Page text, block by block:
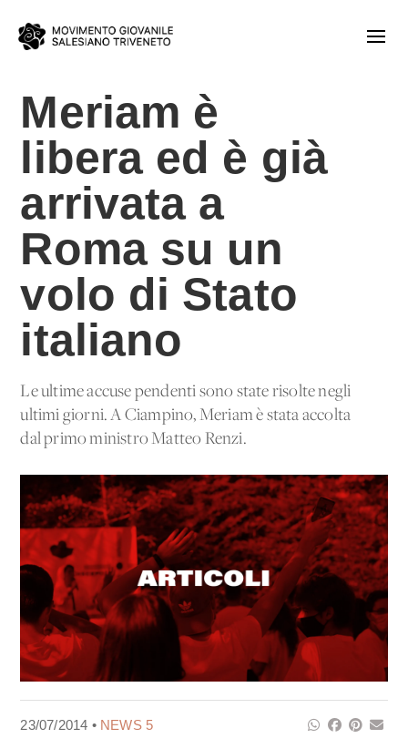
Meriam è
libera ed è già
arrivata a
Roma su un
volo di Stato
italiano
Le ultime accuse pendenti sono state risolte negli
ultimi giorni. A Ciampino, Meriam è stata accolta
dal primo ministro Matteo Renzi.
23/07/2014 • NEWS 5